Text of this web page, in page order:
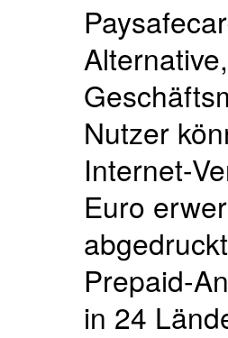
Nutzer
Internet-
Euro
Prepaid-
in 24